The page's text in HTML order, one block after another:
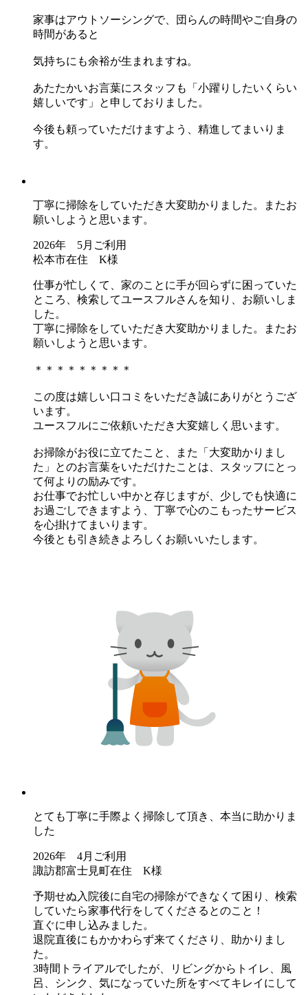
家事はアウトソーシングで、団らんの時間やご自身の
時間があると
気持ちにも余裕が生まれますね。
あたたかいお言葉にスタッフも「小躍りしたいくらい
嬉しいです」と申しておりました。
今後も頼っていただけますよう、精進してまいりま
す。
丁寧に掃除をしていただき大変助かりました。またお
願いしようと思います。
2026年 5月ご利用
松本市在住 K様
仕事が忙しくて、家のことに手が回らずに困っていた
ところ、検索してユースフルさんを知り、お願いしま
した。
丁寧に掃除をしていただき大変助かりました。またお
願いしようと思います。
＊＊＊＊＊＊＊＊＊
この度は嬉しい口コミをいただき誠にありがとうござ
います。
ユースフルにご依頼いただき大変嬉しく思います。
お掃除がお役に立てたこと、また「大変助かりまし
た」とのお言葉をいただけたことは、スタッフにとっ
て何よりの励みです。
お仕事でお忙しい中かと存じますが、少しでも快適に
お過ごしできますよう、丁寧で心のこもったサービス
を心掛けてまいります。
今後とも引き続きよろしくお願いいたします。
とても丁寧に手際よく掃除して頂き、本当に助かりま
した
2026年 4月ご利用
諏訪郡富士見町在住 K様
予期せぬ入院後に自宅の掃除ができなくて困り、検索
していたら家事代行をしてくださるとのこと！
直ぐに申し込みました。
退院直後にもかかわらず来てくださり、助かりまし
た。
3時間トライアルでしたが、リビングからトイレ、風
呂、シンク、気になっていた所をすべてキレイにして